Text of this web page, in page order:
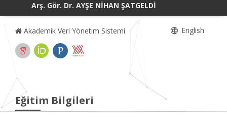
Arş. Gör. Dr. AYŞE NİHAN ŞATGELDİ
Akademik Veri Yönetim Sistemi English
Eğitim Bilgileri